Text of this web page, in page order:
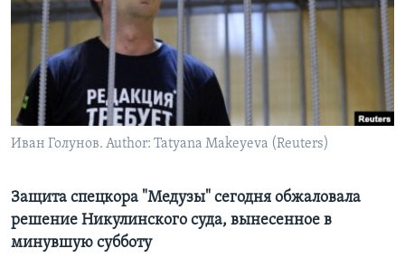
Learning English
СОЦИАЛЬНЫЕ СЕТИ
Иван Голунов. Author: Tatyana Makeyeva (Reuters)
Защита спецкора "Медузы" сегодня обжаловала
решение Никулинского суда, вынесенное в
минувшую субботу